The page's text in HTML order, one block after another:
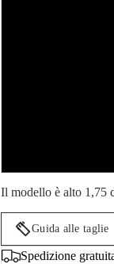
Il modello è alto 1,75
Guida alle taglie
Spedizione